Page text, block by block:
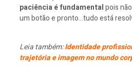
paciência é fundamentalpois
um botão e pronto…tudo está
Leia também:Identidade
trajetória e imagem no mundo